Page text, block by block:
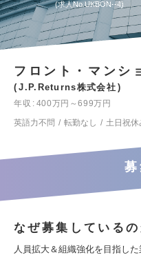
求人No.UKBON--4
フロント・マンシ
J.P.Returns株式会社
年収
400万円～699万円
英語力不問
転勤なし 土日祝休
なぜ募集している
人員拡大＆組織強化を目指し